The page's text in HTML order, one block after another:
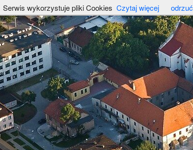
Serwis wykorzystuje pliki Cookies Czytaj więcej odrzuć